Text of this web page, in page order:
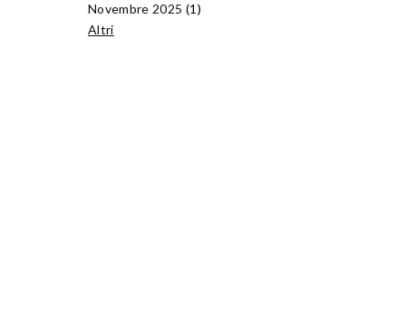
Novembre 2025 (1)
Altri